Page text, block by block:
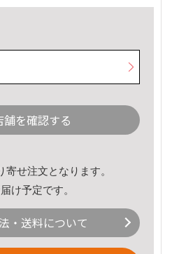
を確認する
せ注文となります。
け予定です。
・送料について